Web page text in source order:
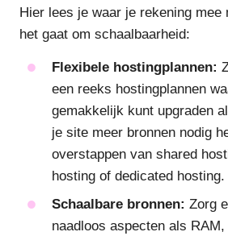
Hier lees je waar je rekening mee
het gaat om schaalbaarheid:
Flexibele hostingplannen:
een reeks hostingplannen
gemakkelijk kunt upgraden
je site meer bronnen nodig
overstappen van shared
hosting of dedicated hosting.
Schaalbare bronnen: Zorg
naadloos aspecten als